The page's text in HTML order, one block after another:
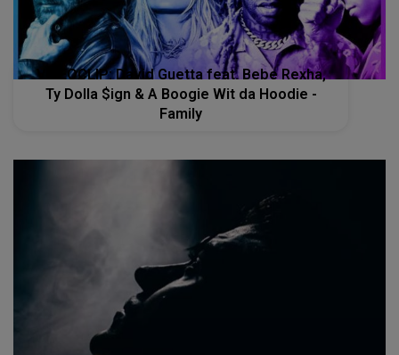
VIDEOCLIP: David Guetta feat. Bebe Rexha,
Ty Dolla $ign & A Boogie Wit da Hoodie -
Family